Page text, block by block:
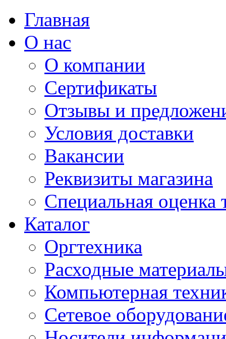
Главная
О нас
О компании
Сертификаты
Отзывы и
Условия доставки
Вакансии
Реквизиты магазина
Специальная оценка
Каталог
Оргтехника
Расходные
Компьютерная
Сетевое